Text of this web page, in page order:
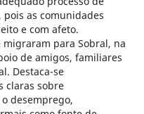
as comunidades
e com afeto.
para Sobral, na
de amigos, familiares
Destaca-se
claras sobre
desemprego,